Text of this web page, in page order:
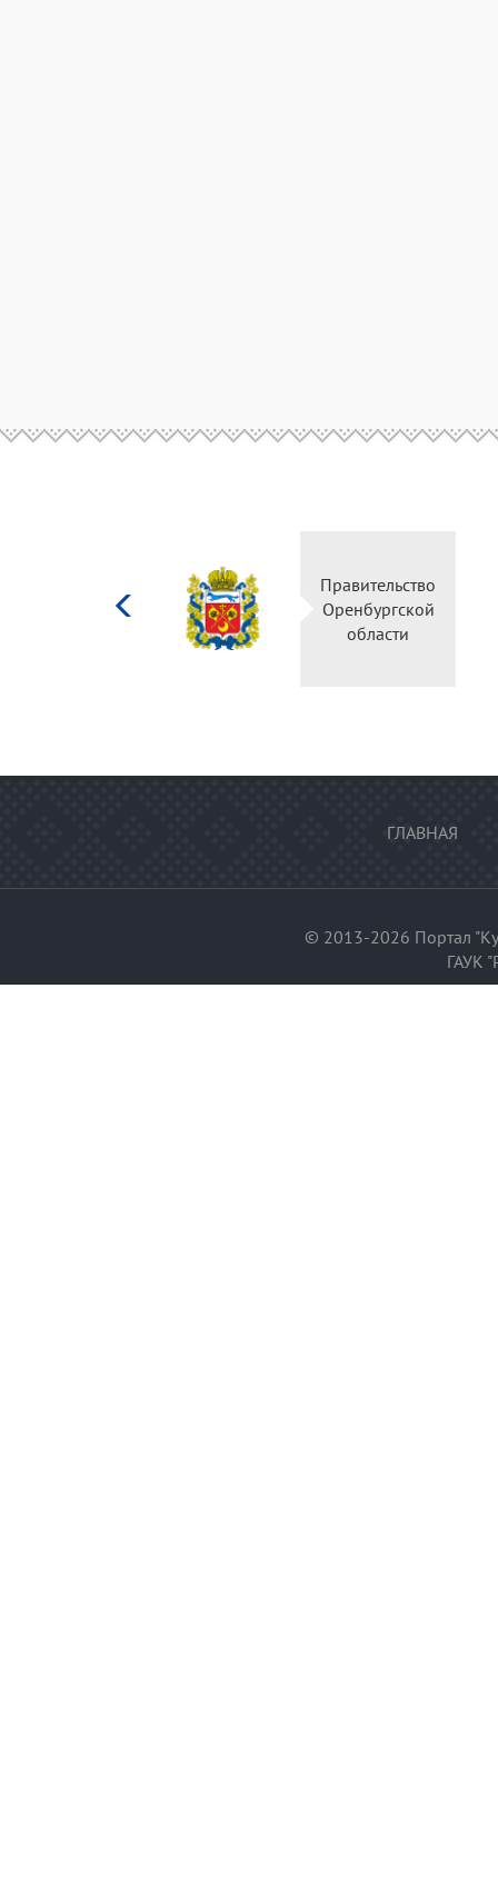
культуры
Российской
Правительство
Оренбургской
области
ГЛАВНАЯ
© 2013-2026 Портал
ГАУК